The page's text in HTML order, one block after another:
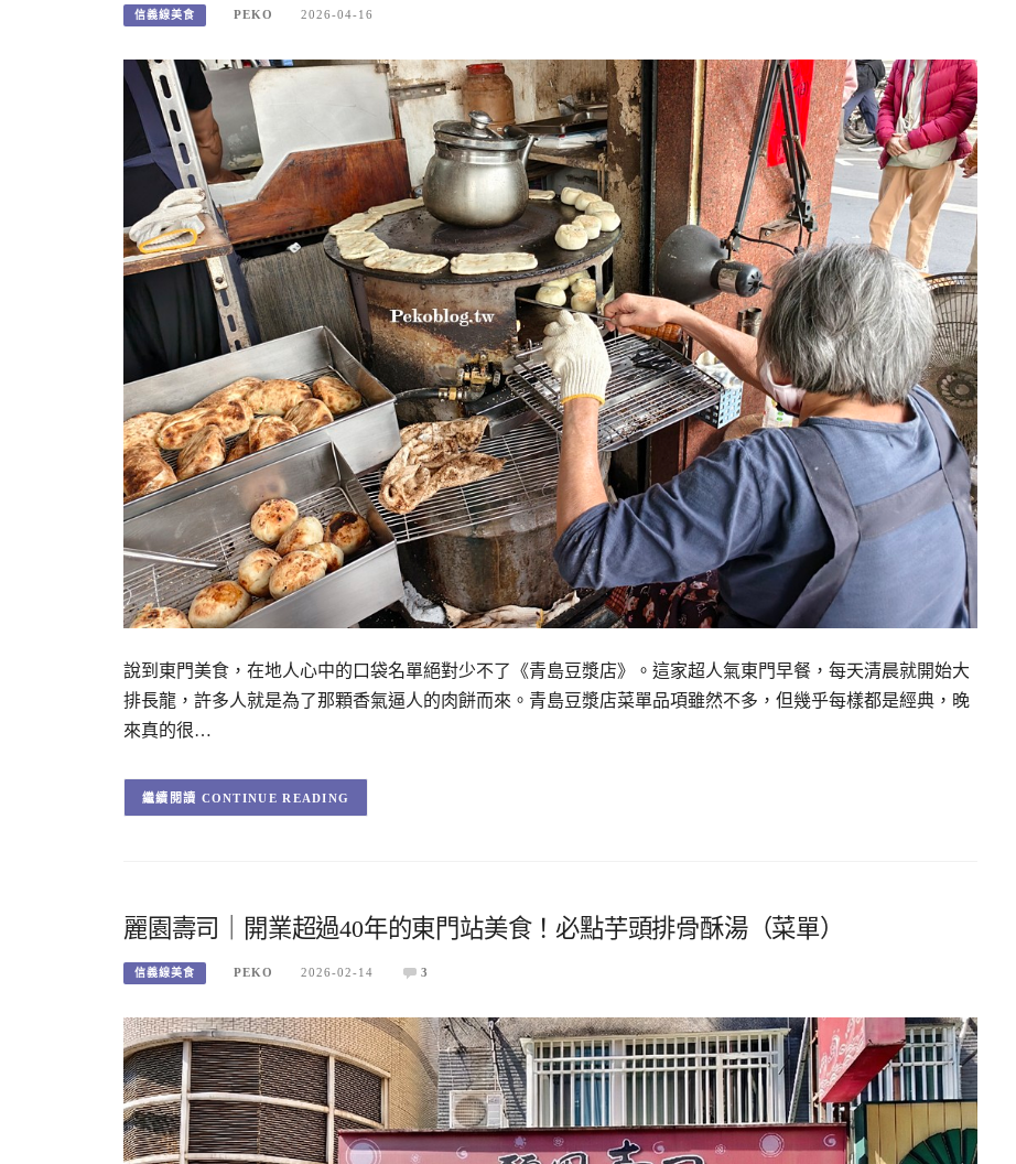
信義線美食 PEKO 2026-04-16
說到東門美食，在地人心中的口袋名單絕對少不了《青島豆漿店》。這家超人氣東門早餐，每天清晨就開始大
排長龍，許多人就是為了那顆香氣逼人的肉餅而來。青島豆漿店菜單品項雖然不多，但幾乎每樣都是經典，晚
來真的很…
CONTINUE READING
麗園壽司｜開業超過40年的東門站美食！必點芋頭排骨酥湯（菜單）
信義線美食 PEKO 2026-02-14 3